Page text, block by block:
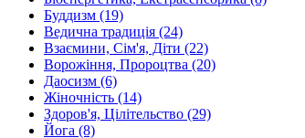
Буддизм (19)
Ведична традиція (24)
Взаємини, Сім'я, Діти (22)
Ворожіння, Пророцтва (20)
Даосизм (6)
Жіночність (14)
Здоров'я, Цілітельство (29)
Йога (8)